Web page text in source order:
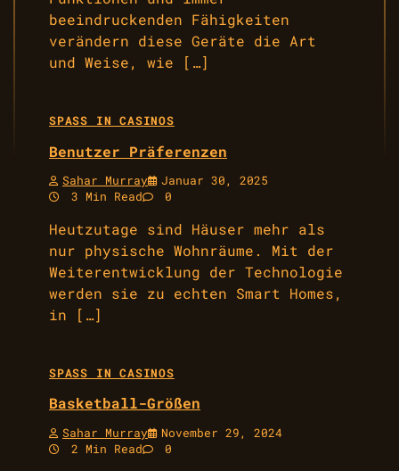
beeindruckenden Fähigkeiten
verändern diese Geräte die Art
und Weise, wie […]
SPASS IN CASINOS
Benutzer Präferenzen
Sahar Murray
Januar 30, 2025
3 Min Read
0
Heutzutage sind Häuser mehr als
nur physische Wohnräume. Mit der
Weiterentwicklung der Technologie
werden sie zu echten Smart Homes,
in […]
SPASS IN CASINOS
Basketball-Größen
Sahar Murray
November 29, 2024
2 Min Read
0